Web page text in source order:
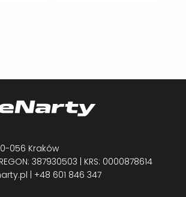
056 Kraków
387930503 | KRS: 0000878614
| +48 601 846 347